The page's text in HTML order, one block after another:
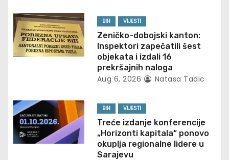
t
i
BIH VIJESTI
Zeničko-dobojski kanton:
Inspektori zapečatili šest
objekata i izdali 16
prekršajnih naloga
Aug 6, 2026 Natasa Tadic
BIH VIJESTI
Treće izdanje konferencije
„Horizonti kapitala“ ponovo
okuplja regionalne lidere u
Sarajevu